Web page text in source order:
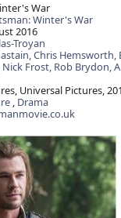
War
Winter's War
2016
Troyan
Chris Hemsworth,
Nick Frost, Rob Brydon,
Universal Pictures,
, Drama